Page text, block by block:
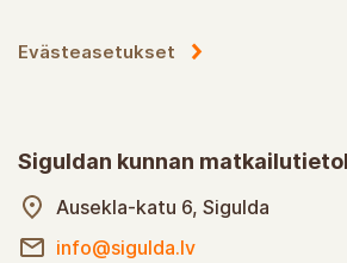
Evästeasetukset
Siguldan kunnan
Ausekla-katu 6, Sigulda
info@sigulda.lv